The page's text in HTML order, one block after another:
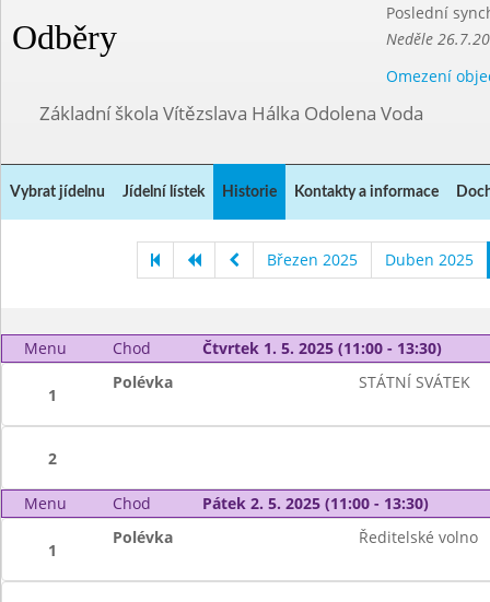
Odběry
Poslední
Neděle
Omezení
Základní škola Vítězslava Hálka Odolena Voda
Vybrat jídelnu Jídelní lístek Historie Kontakty a informace
Březen 2025 Duben 2025
Menu Chod Čtvrtek 1. 5. 2025 (11:00 - 13:30)
1
Polévka STÁTNÍ SVÁTEK
2
Menu Chod Pátek 2. 5. 2025 (11:00 - 13:30)
1
Polévka Ředitelské volno